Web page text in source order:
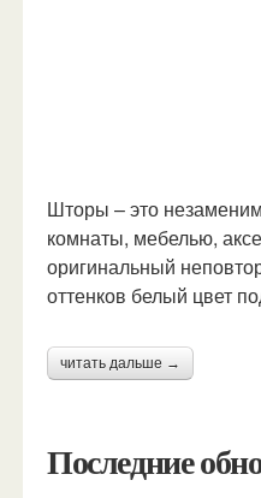
Шторы – это
комнаты, мебелью,
оригинальный
оттенков белый цвет
читать дальше →
Последние